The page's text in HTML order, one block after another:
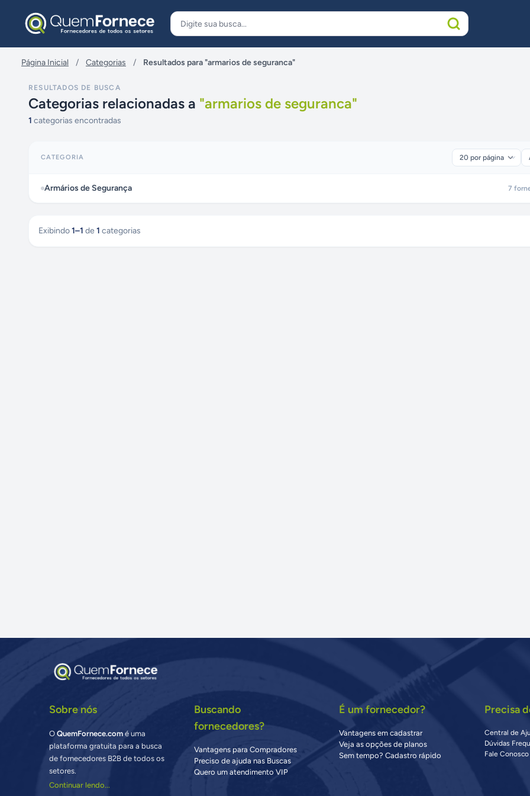
Página Inicial / Categorias / Resultados para "armarios de seguranca"
RESULTADOS DE BUSCA
Categorias relacionadas a "armarios de seguranca"
1 categorias encontradas
CATEGORIA
Armários de Segurança 7
Exibindo1–1 de 1 categorias
Sobre nós
OQuemFornece.com é uma
plataforma gratuita para a busca
de fornecedores B2B de todos os
setores.
Continuar lendo...
Buscando
fornecedores?
Vantagens para Compradores
Preciso de ajuda nas Buscas
Quero um atendimento VIP
É um fornecedor?
Vantagens em cadastrar
Veja as opções de planos
Sem tempo? Cadastro rápido
Precisa
Central de
Dúvidas
Fale Conosco